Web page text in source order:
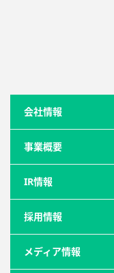
会社情報
事業概要
IR情報
採用情報
メディア情報